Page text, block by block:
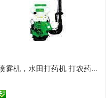
喷雾机，水田打药机 打农药机器 果园喷雾器厂家